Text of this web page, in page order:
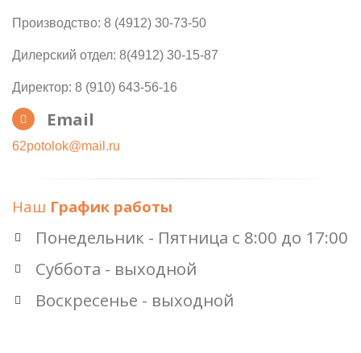
Производство: 8 (4912) 30-73-50
Дилерский отдел: 8(4912) 30-15-87
Директор: 8 (910) 643-56-16
Email
62potolok@mail.ru
Наш График работы
Понедельник - Пятница с 8:00 до 17:00
Суббота - выходной
Воскресенье - выходной